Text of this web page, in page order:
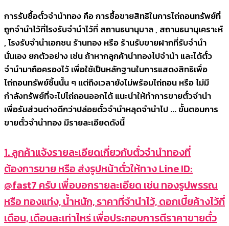
การรับซื้อตั๋วจำนำทอง คือ การซื้อขายสิทธิในการไถ่ถอนทรัพย์ที่
ถูกจำนำไว้ที่โรงรับจำนำไว้ที่ สถานธนานุบาล , สถานธนานุเคราะห์
, โรงรับจำนำเอกชน ร้านทอง หรือ ร้านรับขายฝากที่รับจำนำ
นั่นเอง ยกตัวอย่าง เช่น ถ้าหากลูกค้านำทองไปจำนำ และได้ตั๋ว
จำนำมาถือครองไว้ เพื่อใช้เป็นหลักฐานในการแสดงสิทธิเพื่อ
ไถ่ถอนทรัพย์ชิ้นนั้น ๆ แต่ถึงเวลายังไม่พร้อมไถ่ถอน หรือ ไม่มี
กำลังทรัพย์ที่จะไปไถ่ถอนออกได้ แนะนำให้ทำการขายตั๋วจำนำ
เพื่อรับส่วนต่างดีกว่าปล่อยตั๋วจำนำหลุดจำนำไป ... ขั้นตอนการ
ขายตั๋วจำนำทอง มีรายละเอียดดังนี้
1. ลูกค้าแจ้งรายละเอียดเกี่ยวกับตั๋วจำนำทองที่
ต้องการขาย หรือ ส่งรูปหน้าตั๋วให้ทาง Line ID:
@fast7 ครับ เพื่อบอกรายละเอียด เช่น ทองรูปพรรณ
หรือ ทองแท่ง, น้ำหนัก, ราคาที่จำนำไว้, ดอกเบี้ยค้างไว้กี่
เดือน, เดือนละเท่าไหร่ เพื่อประกอบการตีราคาขายตั๋ว